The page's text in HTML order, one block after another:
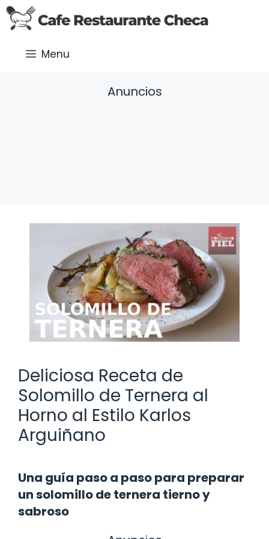
Saltar
al
Menu
Anuncios
Deliciosa Receta de
Solomillo de Ternera al
Horno al Estilo Karlos
Arguiñano
Una guía paso a paso para preparar
un solomillo de ternera tierno y
sabroso